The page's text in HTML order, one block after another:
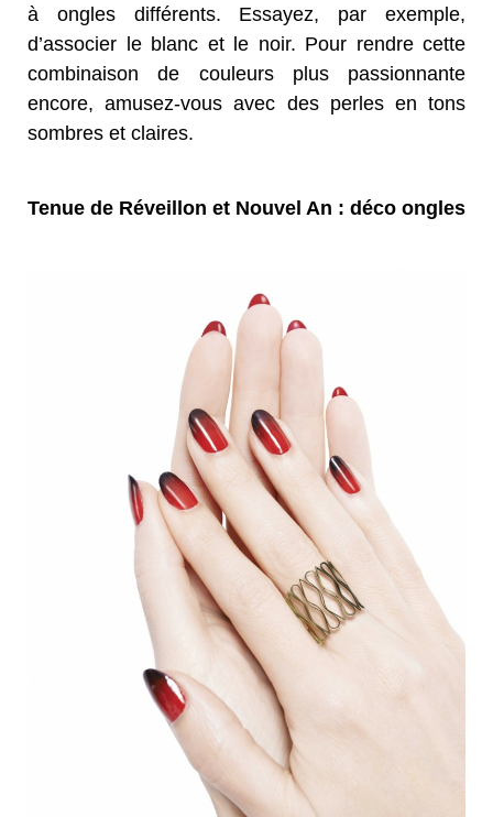
à ongles différents. Essayez, par exemple,
d’associer le blanc et le noir. Pour rendre cette
combinaison de couleurs plus passionnante
encore, amusez-vous avec des perles en tons
sombres et claires.
Tenue de Réveillon et Nouvel An : déco ongles